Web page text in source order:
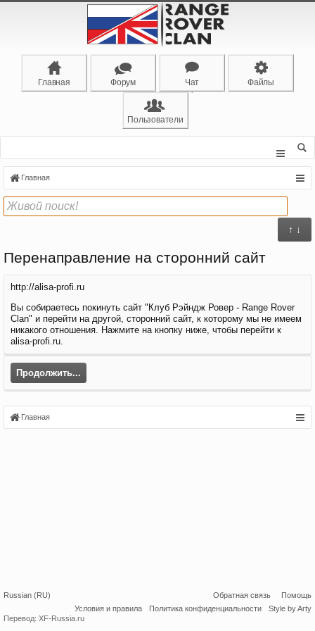
Главная Форум Чат Файлы
Пользователи
Главная
↑ ↓
Перенаправление на сторонний сайт
http://alisa-profi.ru
Вы собираетесь покинуть сайт "Клуб Рэйндж Ровер - Range Rover
Clan" и перейти на другой, сторонний сайт, к которому мы не имеем
никакого отношения. Нажмите на кнопку ниже, чтобы перейти к
alisa-profi.ru.
Продолжить...
Главная
Russian (RU) Обратная связь
Помощь
Условия и правила
Политика конфиденциальности
Style by Arty
Перевод: XF-Russia.ru